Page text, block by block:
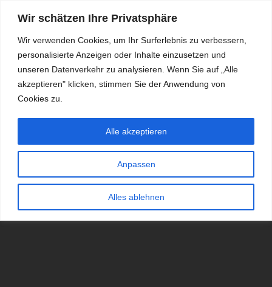
Wir schätzen Ihre Privatsphäre
Wir verwenden Cookies, um Ihr Surferlebnis zu verbessern,
personalisierte Anzeigen oder Inhalte einzusetzen und
unseren Datenverkehr zu analysieren. Wenn Sie auf „Alle
akzeptieren" klicken, stimmen Sie der Anwendung von
Cookies zu.
Anpassen
Alles ablehnen
Alle akzeptieren
RDKS.EXPERT
TESTS, EXPERTEN-TIPPS RUND UM DAS THEMA RDKS UND